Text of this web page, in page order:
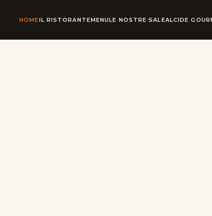
HOMEIL RISTORANTEMENULE NOSTRE SALEALCIDE